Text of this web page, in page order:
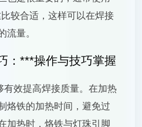
较合适，这样可以在焊接
量。
：***操作与技巧掌握
效提高焊接质量。在加热
烙铁的加热时间，避免过
加热时，烙铁与灯珠引脚